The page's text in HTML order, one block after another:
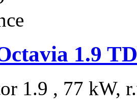
1.9
1.9 , 77 kW,